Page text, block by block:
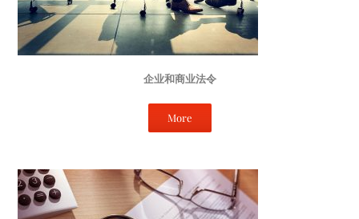
企业和商业法令
More